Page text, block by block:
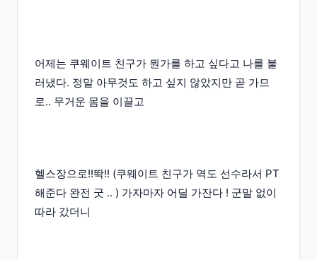
어제는 쿠웨이트 친구가 뭔가를 하고 싶다고 나를 불
러냈다. 정말 아무것도 하고 싶지 않았지만 곧 가므
로.. 무거운 몸을 이끌고
헬스장으로!!똭!! (쿠웨이트 친구가 역도 선수라서 PT
해준다 완전 굿 .. ) 가자마자 어딜 가잔다 ! 군말 없이
따라 갔더니